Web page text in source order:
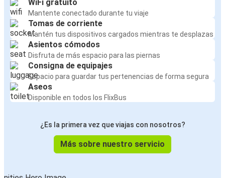
WiFi gratuito
Mantente conectado durante tu viaje
Tomas de corriente
Mantén tus dispositivos cargados mientras te desplazas
Asientos cómodos
Disfruta de más espacio para las piernas
Consigna de equipajes
Espacio para guardar tus pertenencias de forma segura
Aseos
Disponible en todos los FlixBus
¿Es la primera vez que viajas con nosotros?
Más sobre nuestro servicio